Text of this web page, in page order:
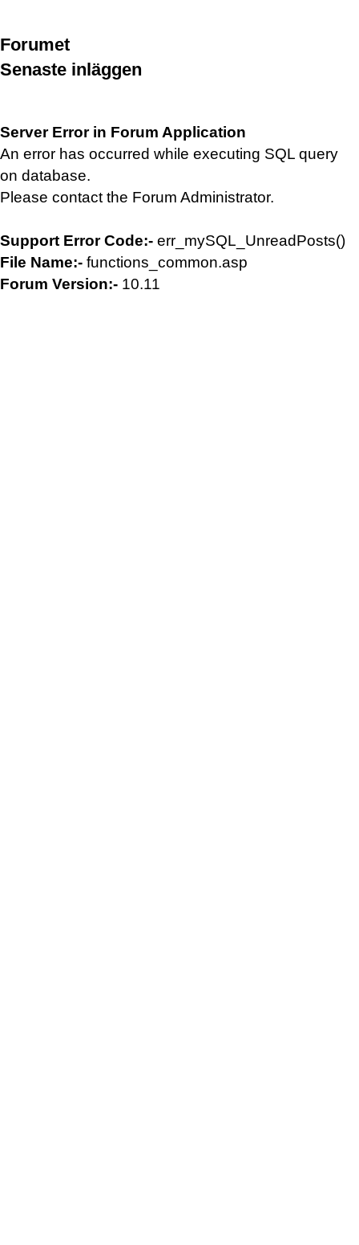
Forumet
Senaste inläggen
Server Error in Forum Application
An error has occurred while executing SQL query
on database.
Please contact the Forum Administrator.
Support Error Code:- err_mySQL_UnreadPosts()
File Name:- functions_common.asp
Forum Version:- 10.11